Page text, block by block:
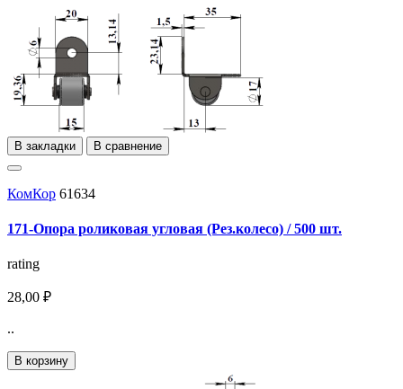
В закладки В сравнение
КомКор 61634
171-Опора роликовая угловая (Рез.колесо) / 500 шт.
rating
28,00 ₽
..
В корзину